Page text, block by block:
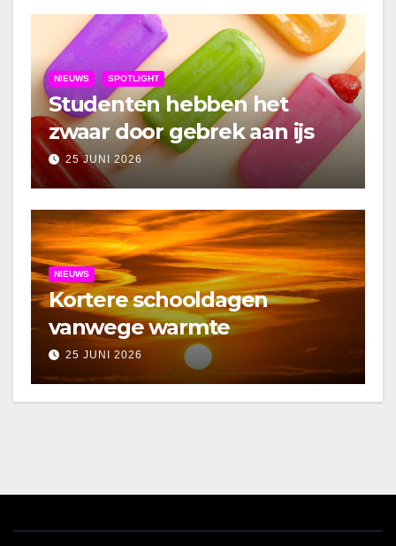
NIEUWS SPOTLIGHT
Studenten hebben het
zwaar door gebrek aan ijs
25 JUNI 2026
NIEUWS
Kortere schooldagen
vanwege warmte
25 JUNI 2026